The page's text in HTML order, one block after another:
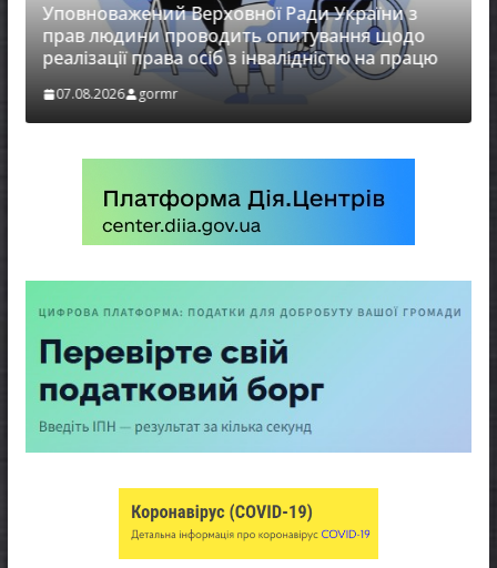
Уповноважений Верховної Ради України з
прав людини проводить опитування щодо
реалізації права осіб з інвалідністю на працю
07.08.2026 gormr